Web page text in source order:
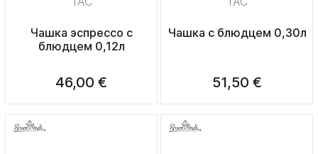
Чашка эспрессо с
блюдцем 0,12л
46,00 €
Чашка с блюдцем 0,30л
51,50 €